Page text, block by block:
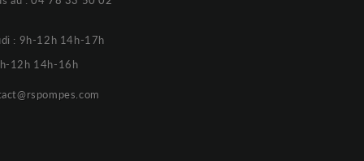
: 9h-12h 14h-17h
12h 14h-16h